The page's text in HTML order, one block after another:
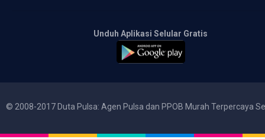
Unduh Aplikasi Selular Gratis
© 2008-2017 Duta Pulsa: Agen Pulsa dan PPOB Murah Terpercaya